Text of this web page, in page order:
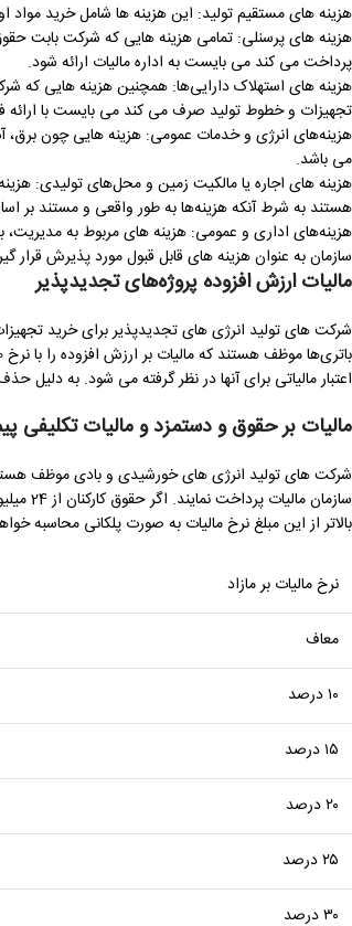
هزینه ‌های مستقیم تولید: این هزینه ها شامل خرید
هزینه ‌های پرسنلی: تمامی هزینه هایی که شرکت بابت
پرداخت می کند می بایست به اداره مالیات ارائه شود.
هزینه‌ های استهلاک دارایی‌ها: همچنین هزینه هایی که
تجهیزات و خطوط تولید صرف می کند می بایست با ارائه
هزینه‌های انرژی و خدمات عمومی: هزینه هایی چون برق،
می باشد.
هزینه ‌های اجاره یا مالکیت زمین و محل‌های تولیدی:
هستند به شرط آنکه هزینه‌ها به طور واقعی و مستند بر
هزینه‌های اداری و عمومی: هزینه‌ های مربوط به مدیریت،
سازمان به عنوان هزینه های قابل قبول مورد پذیرش قرار
مالیات ارزش افزوده پروژه‌های تجدیدپذیر
شرکت های تولید انرژی های تجدیدپذیر برای خرید
اعتبار مالیاتی برای آنها در نظر گرفته می شود. به دلیل
مالیات بر حقوق و دستمزد و مالیات تکلیفی
شرکت های تولید انرژی های خورشیدی و بادی موظف هستند
بالاتر از این مبلغ نرخ مالیات به صورت پلکانی محاسبه
نرخ مالیات بر مازاد
معاف
۱۰ درصد
۱۵ درصد
۲۰ درصد
۲۵ درصد
۳۰ درصد